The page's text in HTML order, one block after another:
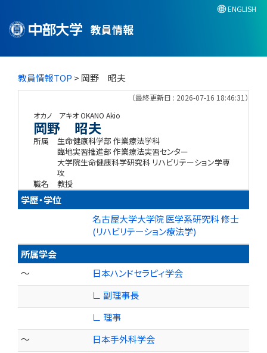
教員情報
ENGLISH
教員情報TOP > 岡野 昭夫
（最終更新日 : 2026-07-16 18:46:31）
オカノ アキオOKANO Akio
岡野 昭夫
所属
生命健康科学部 作業療法学科
臨地実習推進部 作業療法実習センター
大学院生命健康科学研究科 リハビリテーション学専
攻
職名
教授
学歴・学位
名古屋大学大学院 医学系研究科 修士
(リハビリテーション療法学)
所属学会
～
日本ハンドセラピィ学会
∟ 副理事長
∟ 理事
～
日本手外科学会